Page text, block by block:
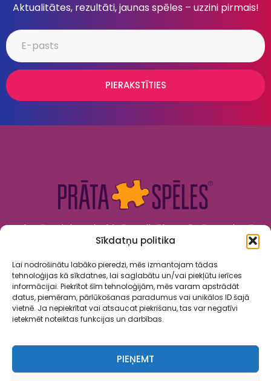
Sīkdatņu politika
Lai nodrošinātu labāko pieredzi, mēs izmantojam tādas
tehnoloģijas kā sīkdatnes, lai saglabātu un/vai piekļūtu ierīces
informācijai. Piekrītot šīm tehnoloģijām, mēs varam apstrādāt
datus, piemēram, pārlūkošanas paradumus vai unikālos ID šajā
vietnē. Ja nepiekrītat vai atsaucat piekrišanu, tas var negatīvi
ietekmēt noteiktas funkcijas un darbības.
PIEŅEMT
Aktualitātes, rezultāti, jaunas spēles – uzzini pirmais!
PIERAKSTĪTIES
Kad prāts tiek nodarbināts, cilvēks attīstās. Kad prāts
tiek izklaidēts, cilvēks jūtas priecīgs un laimīgs. “Prāta
Privātuma politikaLietošanas noteikumi